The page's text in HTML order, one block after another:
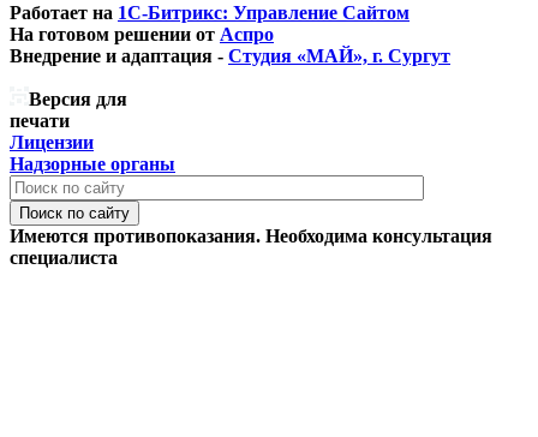
Работает на 1С-Битрикс: Управление Сайтом
На готовом решении от Аспро
Внедрение и адаптация - Студия «МАЙ», г. Сургут
Версия для
печати
Лицензии
Надзорные органы
Поиск по сайту
Имеются противопоказания. Необходима консультация
специалиста